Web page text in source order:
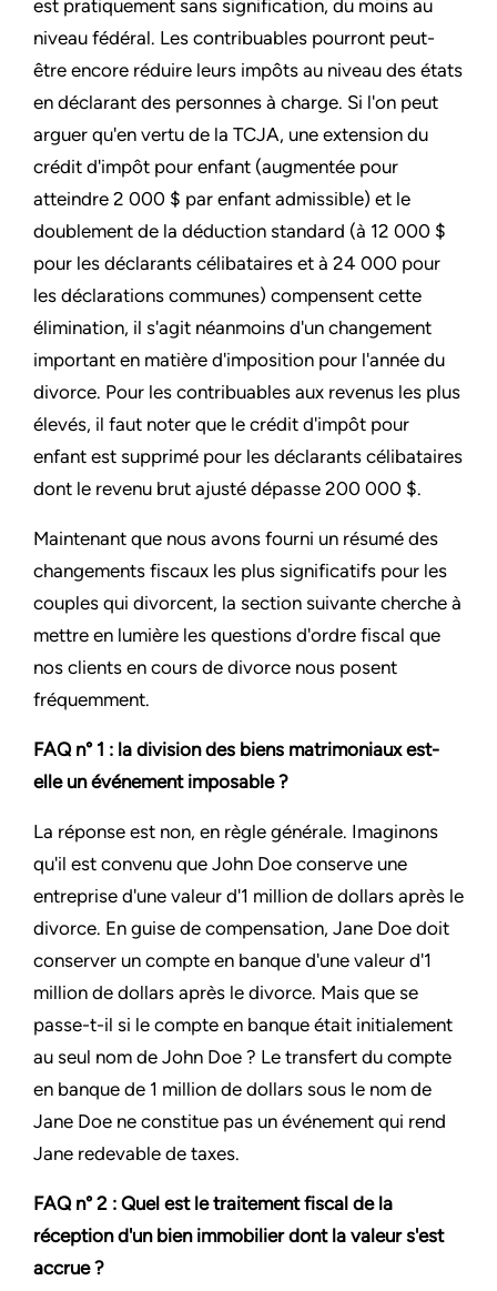
est pratiquement sans signification, du moins au
niveau fédéral. Les contribuables pourront peut-
être encore réduire leurs impôts au niveau des états
en déclarant des personnes à charge. Si l'on peut
arguer qu'en vertu de la TCJA, une extension du
crédit d'impôt pour enfant (augmentée pour
atteindre 2 000 $ par enfant admissible) et le
doublement de la déduction standard (à 12 000 $
pour les déclarants célibataires et à 24 000 pour
les déclarations communes) compensent cette
élimination, il s'agit néanmoins d'un changement
important en matière d'imposition pour l'année du
divorce. Pour les contribuables aux revenus les plus
élevés, il faut noter que le crédit d'impôt pour
enfant est supprimé pour les déclarants célibataires
dont le revenu brut ajusté dépasse 200 000 $.
Maintenant que nous avons fourni un résumé des
changements fiscaux les plus significatifs pour les
couples qui divorcent, la section suivante cherche à
mettre en lumière les questions d'ordre fiscal que
nos clients en cours de divorce nous posent
fréquemment.
FAQ n° 1 : la division des biens matrimoniaux est-
elle un événement imposable ?
La réponse est non, en règle générale. Imaginons
qu'il est convenu que John Doe conserve une
entreprise d'une valeur d'1 million de dollars après le
divorce. En guise de compensation, Jane Doe doit
conserver un compte en banque d'une valeur d'1
million de dollars après le divorce. Mais que se
passe-t-il si le compte en banque était initialement
au seul nom de John Doe ? Le transfert du compte
en banque de 1 million de dollars sous le nom de
Jane Doe ne constitue pas un événement qui rend
Jane redevable de taxes.
FAQ n° 2 : Quel est le traitement fiscal de la
réception d'un bien immobilier dont la valeur s'est
accrue ?